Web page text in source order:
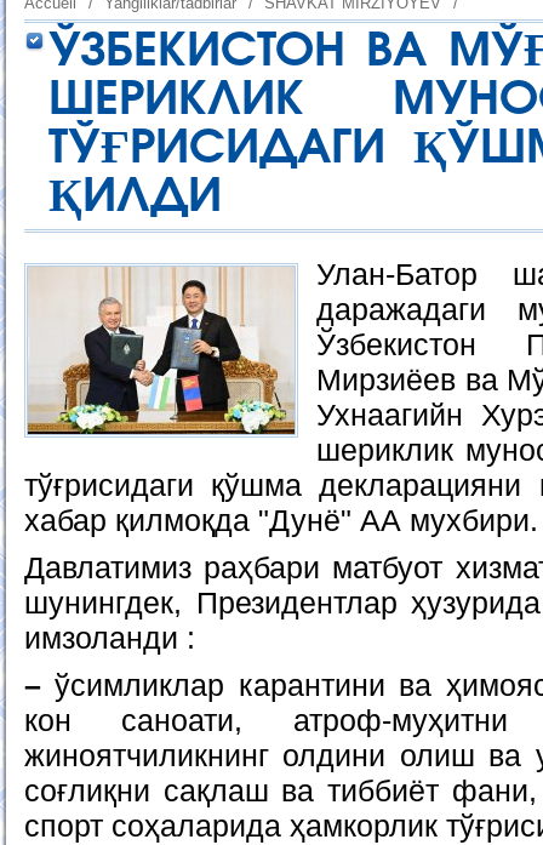
ЎЗБЕКИСТОН ВА
ШЕРИКЛИК
ТЎҒРИСИДАГИ
ҚИЛДИ
Улан-Батор
даражадаги
Ўзбекистон
Мирзиёев ва
Ухнаагийн
шериклик
тўғрисидаги қўшма
хабар қилмоқда "Дунё" АА мухбири.
Давлатимиз раҳбари матбуот
шунингдек, Президентлар
имзоланди :
– ўсимликлар карантини ва
кон саноати, атроф-
жиноятчиликнинг олдини олиш ва
соғлиқни сақлаш ва тиббиёт
спорт соҳаларида ҳамкорлик